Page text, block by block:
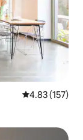
औसत रेटिंग 5 में से
4.83 (157)